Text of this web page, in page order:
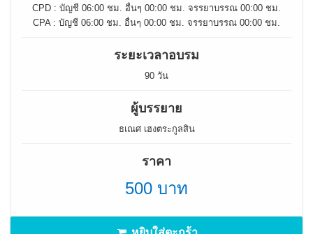
CPD : บัญชี 06:00 ชม. อื่นๆ 00:00 ชม. จรรยาบรรณ 00:00 ชม.
CPA : บัญชี 06:00 ชม. อื่นๆ 00:00 ชม. จรรยาบรรณ 00:00 ชม.
ระยะเวลาอบรม
90 วัน
ผู้บรรยาย
ธเณศ เฮงตระกูลสิน
ราคา
500 บาท